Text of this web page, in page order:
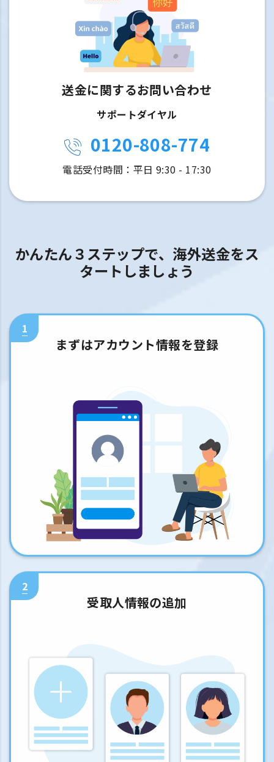
送金に関するお問い合わせ
サポートダイヤル
0120-808-774
電話受付時間：平日 9:30 - 17:30
かんたん３ステップで、海外送金をス
タートしましょう
1
まずはアカウント情報を登録
2
受取人情報の追加